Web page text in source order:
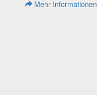
Mehr Informationen